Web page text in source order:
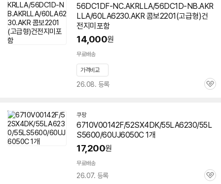
56DC1DF-NC.AKRLLA/56DC1D-NB.AKR
LLA/60LA6230.AKR 콤보2201(고급형)건
전지미포함
14,000원
무료배송
가격비교
26.08. 등록
관
쿠팡
6710V00142F/52SX4DK/55LA6230/55L
S5600/60UJ6050C 1개
17,200원
무료배송
26.07. 등록
관